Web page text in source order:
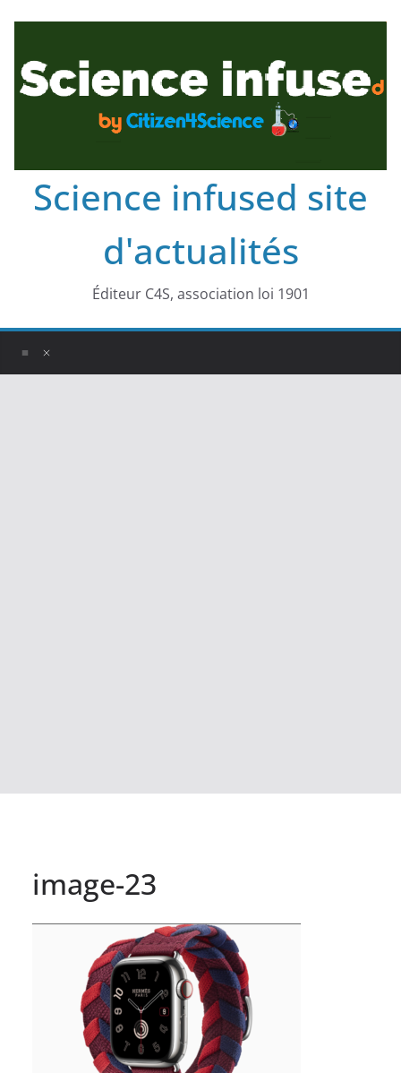
Science infused site
d'actualités
Éditeur C4S, association loi 1901
image-23